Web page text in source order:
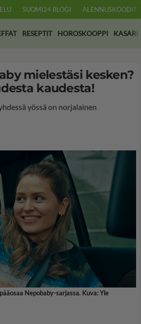
SUOMI24 BLOGI ALENNUSKOODIT
RESEPTIT HOROSKOOPPI KASARI
mielestäsi kesken?
kaudesta!
yössä on norjalainen
Nepobaby-sarjassa. Kuva: Yle